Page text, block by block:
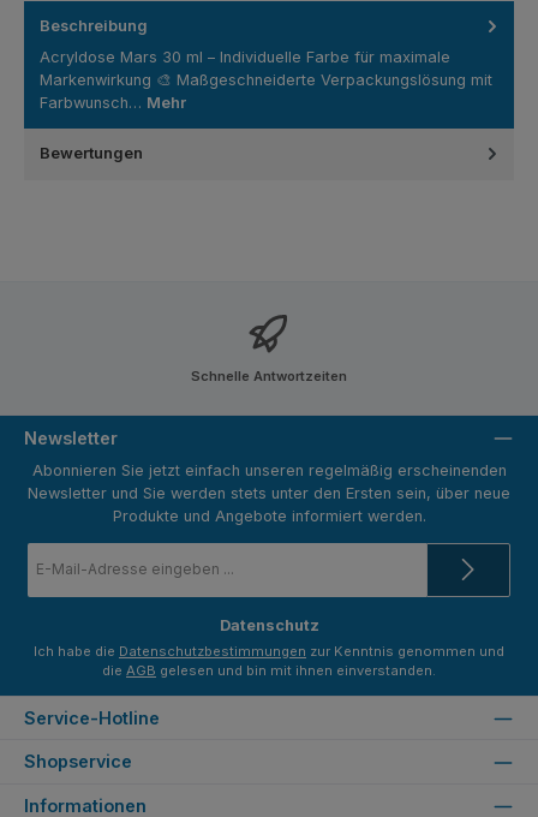
Beschreibung
Acryldose Mars 30 ml – Individuelle Farbe für maximale
Markenwirkung 🎨 Maßgeschneiderte Verpackungslösung mit
Farbwunsch… Mehr
Bewertungen
Schnelle Antwortzeiten
Newsletter
Abonnieren Sie jetzt einfach unseren regelmäßig erscheinenden
Newsletter und Sie werden stets unter den Ersten sein, über neue
Produkte und Angebote informiert werden.
Mail-
Datenschutz
Ich habe die Datenschutzbestimmungen zur Kenntnis genommen und
die AGB gelesen und bin mit ihnen einverstanden.
Service-Hotline
Shopservice
Informationen